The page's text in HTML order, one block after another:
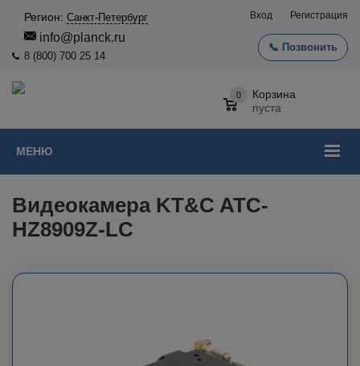
Регион: Санкт-Петербург
info@planck.ru
8 (800) 700 25 14
📞 Позвонить
Вход Регистрация
МЕНЮ
0
Корзина
пуста
Видеокамера KT&C ATC-
HZ8909Z-LC